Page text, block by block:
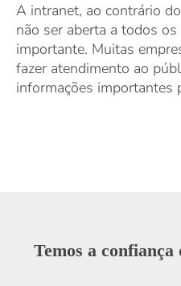
A intranet, ao contrário
não ser aberta a todos
importante. Muitas
fazer atendimento ao
informações importantes
Temos a confiança